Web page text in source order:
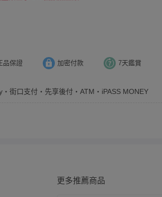
品保證 加密付款 7天鑑賞
街口支付・先享後付・ATM・iPASS MONEY
更多推薦商品